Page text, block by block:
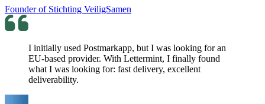
Founder of Stichting VeiligSamen
I initially used Postmarkapp, but I was looking for an
EU-based provider. With Lettermint, I finally found
what I was looking for: fast delivery, excellent
deliverability.